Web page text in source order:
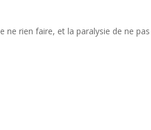
ne rien faire, et la paralysie de ne